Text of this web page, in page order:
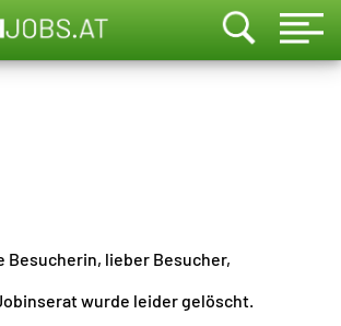
Besucherin, lieber Besucher,
wurde leider gelöscht.